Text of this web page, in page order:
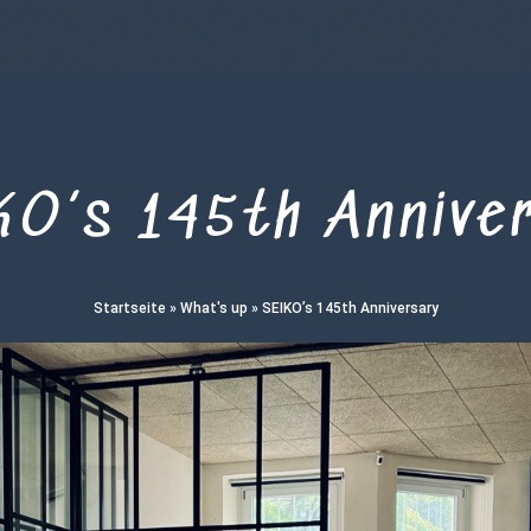
145th
Startseite » What's up » SEIKO’s 145th Anniversary